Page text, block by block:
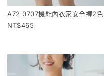
A72 0707機能內衣家安全褲2色
465